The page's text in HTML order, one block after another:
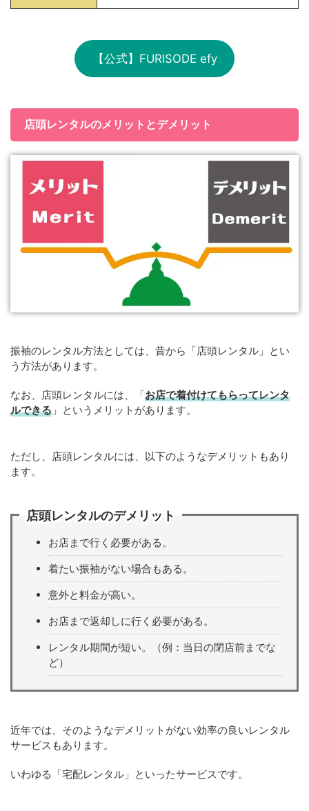
【公式】FURISODE efy
店頭レンタルのメリットとデメリット
振袖のレンタル方法としては、昔から「店頭レンタル」とい
う方法があります。
なお、店頭レンタルには、「お店で着付けてもらってレンタ
ルできる 」というメリットがあります。
ただし、店頭レンタルには、以下のようなデメリットもあり
ます。
店頭レンタルのデメリット
お店まで行く必要がある。
着たい振袖がない場合もある。
意外と料金が高い。
お店まで返却しに行く必要がある。
レンタル期間が短い。（例：当日の閉店前までな
ど）
近年では、そのようなデメリットがない効率の良いレンタル
サービスもあります。
いわゆる「宅配レンタル」といったサービスです。